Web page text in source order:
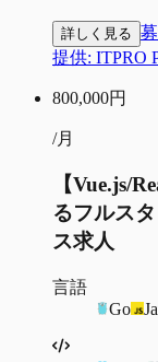
詳しく見る
提供: ITPRO
800,000円
/月
【Vue.js/
るフルス
ス求人
言語
Go